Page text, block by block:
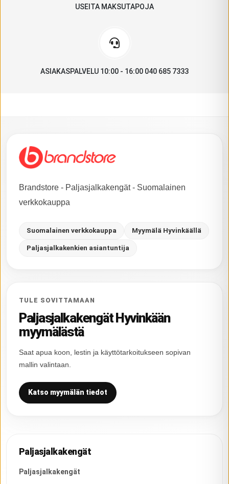
USEITA MAKSUTAPOJA
ASIAKASPALVELU 10:00 - 16:00 040 685 7333
Brandstore - Paljasjalkakengät - Suomalainen
verkkokauppa
Suomalainen verkkokauppa Myymälä Hyvinkäällä
Paljasjalkakenkien asiantuntija
TULE SOVITTAMAAN
Paljasjalkakengät Hyvinkään
myymälästä
Saat apua koon, lestin ja käyttötarkoitukseen sopivan
mallin valintaan.
Katso myymälän tiedot
Paljasjalkakengät
Paljasjalkakengät